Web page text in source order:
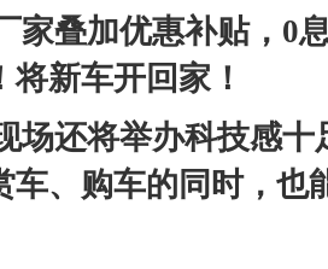
家叠加优惠补贴， 0
将新车开回家！
场还将举办科技感十
车、购车的同时，也